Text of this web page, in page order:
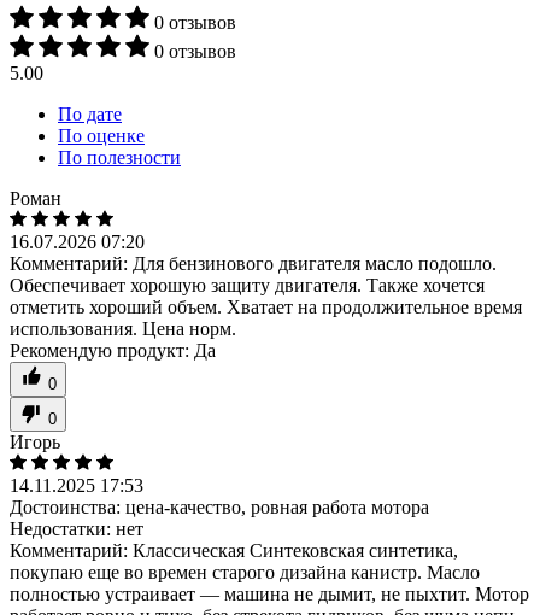
0 отзывов
0 отзывов
5.00
По дате
По оценке
По полезности
Роман
16.07.2026 07:20
Комментарий: Для бензинового двигателя масло подошло.
Обеспечивает хорошую защиту двигателя. Также хочется
отметить хороший объем. Хватает на продолжительное время
использования. Цена норм.
Рекомендую продукт: Да
0
0
Игорь
14.11.2025 17:53
Достоинства: цена-качество, ровная работа мотора
Недостатки: нет
Комментарий: Классическая Синтековская синтетика,
покупаю еще во времен старого дизайна канистр. Масло
полностью устраивает — машина не дымит, не пыхтит. Мотор